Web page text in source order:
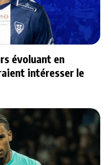
évoluant en
intéresser le